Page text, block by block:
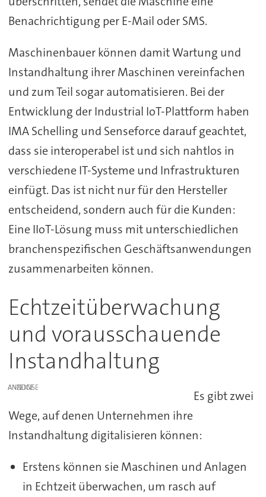
Benachrichtigung per E-Mail oder SMS.
Maschinenbauer können damit Wartung und
Instandhaltung ihrer Maschinen vereinfachen
und zum Teil sogar automatisieren. Bei der
Entwicklung der Industrial IoT-Plattform haben
IMA Schelling und Senseforce darauf geachtet,
dass sie interoperabel ist und sich nahtlos in
verschiedene IT-Systeme und Infrastrukturen
einfügt. Das ist nicht nur für den Hersteller
entscheidend, sondern auch für die Kunden:
Eine IIoT-Lösung muss mit unterschiedlichen
branchenspezifischen Geschäftsanwendungen
zusammenarbeiten können.
Echtzeitüberwachung
und vorausschauende
Instandhaltung
ANZEIGE
Es gibt zwei
Wege, auf denen Unternehmen ihre
Instandhaltung digitalisieren können:
Erstens können sie Maschinen und Anlagen
in Echtzeit überwachen, um rasch auf